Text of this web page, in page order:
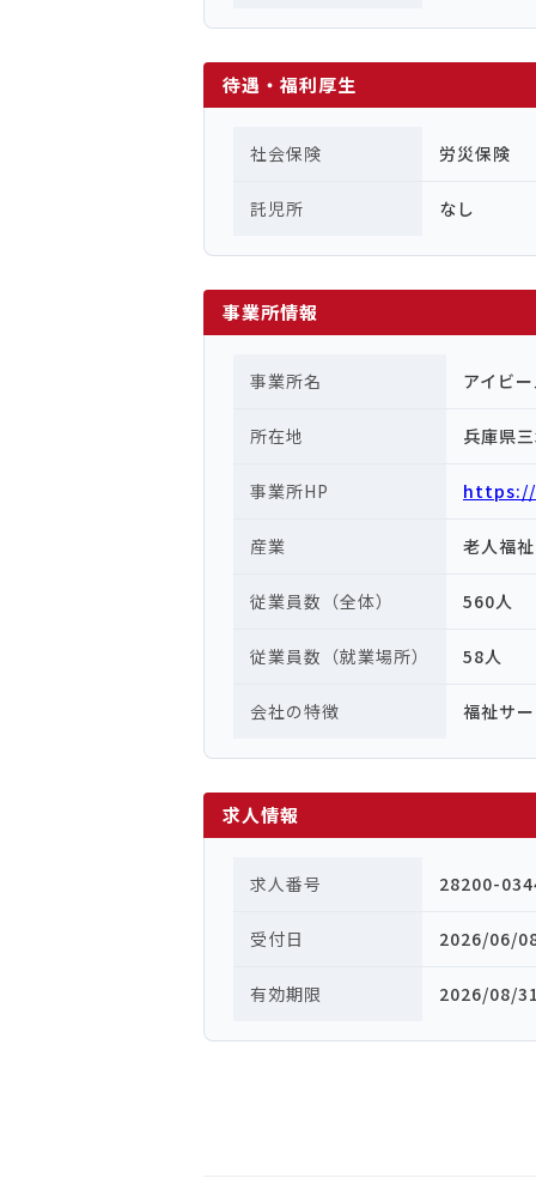
待遇・福利厚生
社会保険 労災保険
託児所 なし
事業所情報
事業所名 アイビ
所在地 兵庫県
事業所HP
産業 老人福
従業員数（全体） 560人
従業員数（就業場所） 58人
会社の特徴 福祉サ
求人情報
求人番号 28200-
受付日 2026/06/
有効期限 2026/08/